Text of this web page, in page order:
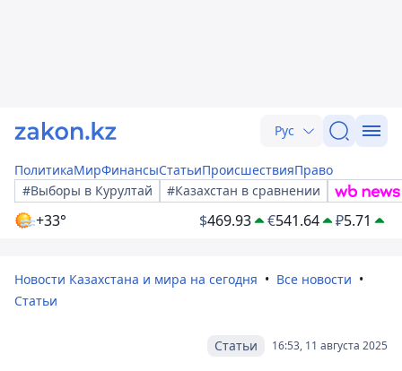
Рус
ПолитикаМирФинансыСтатьиПроисшествияПраво
#Выборы в Курултай
#Казахстан в сравнении
+33° $469.93 €541.64 ₽5.71
Новости Казахстана и мира на сегодня
Все новости
Статьи
16:53, 11 августа 2025
Статьи